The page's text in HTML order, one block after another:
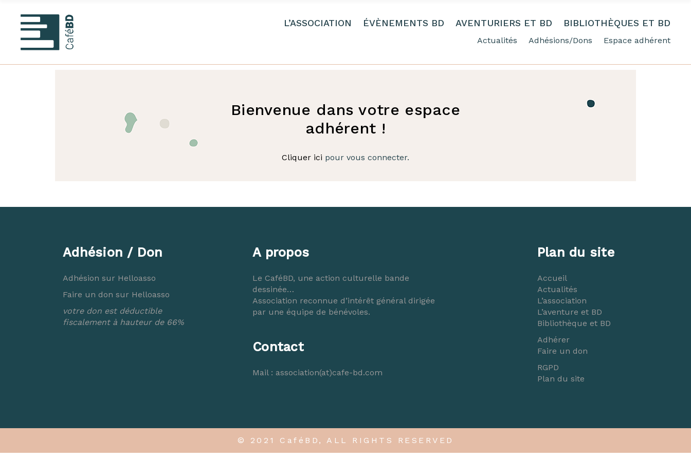
L’ASSOCIATION ÉVÈNEMENTS BD AVENTURIERS ET BD BIBLIOTHÈQUES ET BD
Actualités Adhésions/Dons Espace adhérent
Bienvenue dans votre espace
adhérent !
Cliquer ici pour vous connecter.
Adhésion / Don
Adhésion sur Helloasso
Faire un don sur Helloasso
votre don est déductible
fiscalement à hauteur de 66%
A propos
Le CaféBD, une action culturelle bande
dessinée…
Association reconnue d’intérêt général dirigée
par une équipe de bénévoles.
Contact
Mail : association(at)cafe-bd.com
Plan du site
Accueil
Actualités
L’association
L’aventure et BD
Bibliothèque et BD
Adhérer
Faire un don
RGPD
Plan du site
© 2021 CaféBD, ALL RIGHTS RESERVED